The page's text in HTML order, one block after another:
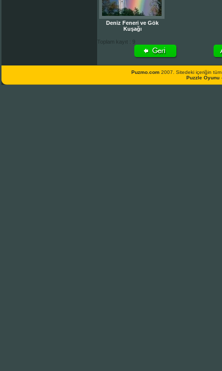
Deniz Feneri ve Gök
Kuşağı
Toplam kayıt : 9
Puzmo.com2007. Sitedeki içeriğin tüm
Puzzle Oyunu